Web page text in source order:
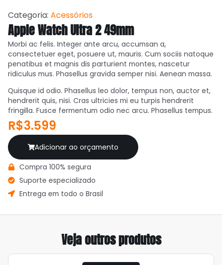
Categoria: Acessórios
Apple Watch Ultra 2 49mm
Morbi ac felis. Integer ante arcu, accumsan a,
consectetuer eget, posuere ut, mauris. Cum sociis natoque
penatibus et magnis dis parturient montes, nascetur
ridiculus mus. Phasellus gravida semper nisi. Aenean massa.
Quisque id odio. Phasellus leo dolor, tempus non, auctor et,
hendrerit quis, nisi. Cras ultricies mi eu turpis hendrerit
fringilla. Fusce fermentum odio nec arcu. Phasellus tempus.
R$3.599
Adicionar ao orçamento
Compra 100% segura
Suporte especializado
Entrega em todo o Brasil
Veja outros produtos